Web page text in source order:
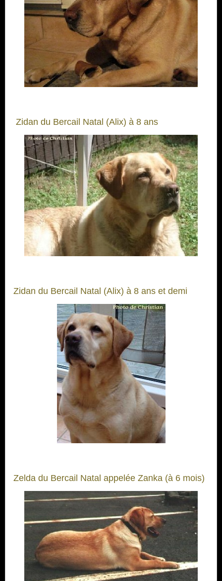
Zidan du Bercail Natal (Alix) à 8 ans
Zidan du Bercail Natal (Alix) à 8 ans et demi
Zelda du Bercail Natal appelée Zanka (à 6 mois)